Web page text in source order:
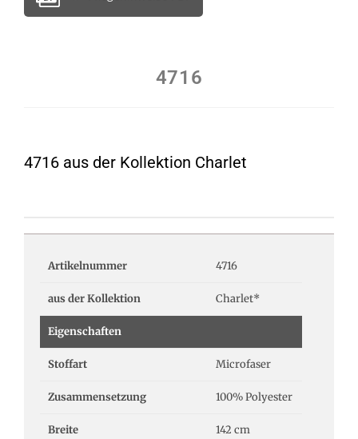
4716
4716 aus der Kollektion Charlet
Artikelnummer 4716
aus der Kollektion Charlet*
Eigenschaften
Stoffart Microfaser
Zusammensetzung 100% Polyester
Breite 142 cm